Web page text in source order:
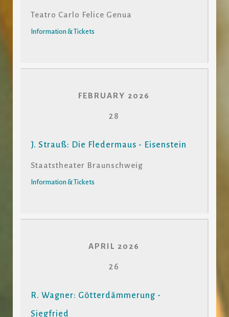
Teatro Carlo Felice Genua
Information & Tickets
FEBRUARY 2026
28
J. Strauß: Die Fledermaus - Eisenstein
Staatstheater Braunschweig
Information & Tickets
APRIL 2026
26
R. Wagner: Götterdämmerung -
Siegfried